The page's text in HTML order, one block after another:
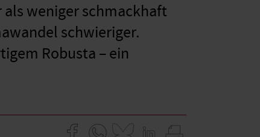
weniger schmackhaft
schwieriger.
Robusta – ein